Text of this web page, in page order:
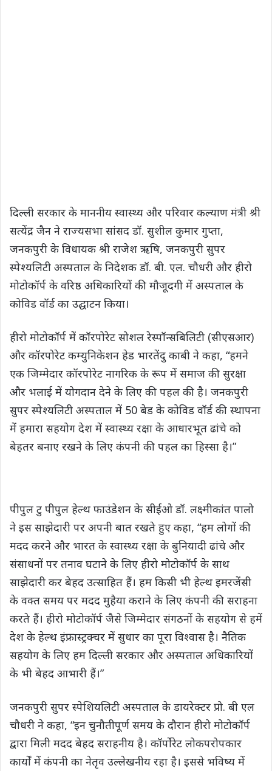
दिल्ली सरकार के माननीय स्वास्थ्य और परिवार कल्याण मंत्री श्री
सत्येंद्र जैन ने राज्यसभा सांसद डॉ. सुशील कुमार गुप्ता,
जनकपुरी के विधायक श्री राजेश ऋषि, जनकपुरी सुपर
स्पेश्यलिटी अस्पताल के निदेशक डॉ. बी. एल. चौधरी और हीरो
मोटोकॉर्प के वरिष्ठ अधिकारियों की मौजूदगी में अस्पताल के
कोविड वॉर्ड का उद्घाटन किया।
हीरो मोटोकॉर्प में कॉरपोरेट सोशल रेस्पॉन्सबिलिटी (सीएसआर)
और कॉरपोरेट कम्युनिकेशन हेड भारतेंदु काबी ने कहा, “हमने
एक जिम्मेदार कॉरपोरेट नागरिक के रूप में समाज की सुरक्षा
और भलाई में योगदान देने के लिए की पहल की है। जनकपुरी
सुपर स्पेश्यलिटी अस्पताल में 50 बेड के कोविड वॉर्ड की स्थापना
में हमारा सहयोग देश में स्वास्थ्य रक्षा के आधारभूत ढांचे को
बेहतर बनाए रखने के लिए कंपनी की पहल का हिस्सा है।”
पीपुल टु पीपुल हेल्थ फाउंडेशन के सीईओ डॉ. लक्ष्मीकांत पालो
ने इस साझेदारी पर अपनी बात रखते हुए कहा, “हम लोगों की
मदद करने और भारत के स्वास्थ्य रक्षा के बुनियादी ढांचे और
संसाधनों पर तनाव घटाने के लिए हीरो मोटोकॉर्प के साथ
साझेदारी कर बेहद उत्साहित हैं। हम किसी भी हेल्थ इमरजेंसी
के वक्त समय पर मदद मुहैया कराने के लिए कंपनी की सराहना
करते हैं। हीरो मोटोकॉर्प जैसे जिम्मेदार संगठनों के सहयोग से हमें
देश के हेल्थ इंफ्रास्ट्रक्चर में सुधार का पूरा विश्वास है। नैतिक
सहयोग के लिए हम दिल्ली सरकार और अस्पताल अधिकारियों
के भी बेहद आभारी हैं।”
जनकपुरी सुपर स्पेशियलिटी अस्पताल के डायरेक्‍टर प्रो. बी एल
चौधरी ने कहा, “इन चुनौतीपूर्ण समय के दौरान हीरो मोटोकॉर्प
द्वारा मिली मदद बेहद सराहनीय है। कॉर्पोरेट लोकपरोपकार
कार्यों में कंपनी का नेतृव उल्लेखनीय रहा है। इससे भविष्य में